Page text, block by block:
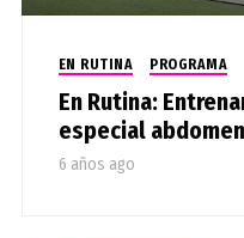
EN RUTINA PROGRAMA
En Rutina:
especial abdomen
6 años ago